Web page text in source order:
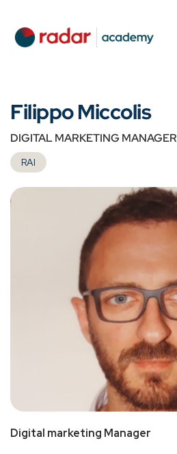
Filippo Miccolis
DIGITAL MARKETING MANAGER
RAI
Digital marketing Manager